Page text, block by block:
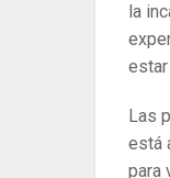
la
Las
está
para